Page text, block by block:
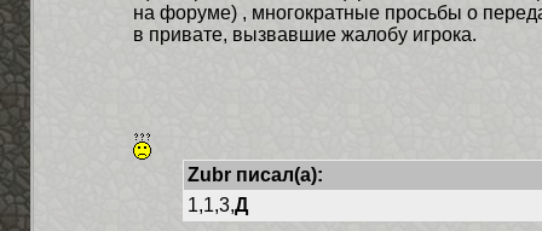
на форуме) , многократные просьбы о
в привате, вызвавшие жалобу игрока.
Zubr писал(а):
1,1,3,Д